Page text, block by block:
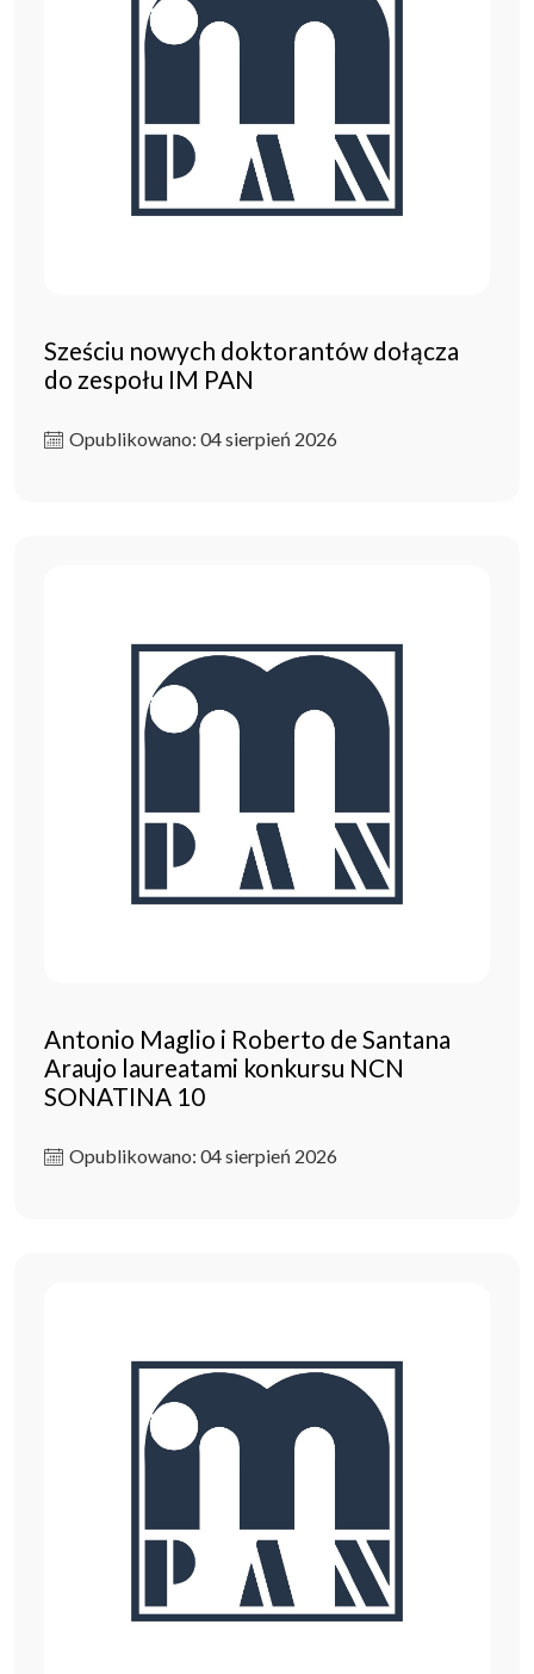
Sześciu nowych doktorantów dołącza
do zespołu IM PAN
Opublikowano: 04 sierpień 2026
Antonio Maglio i Roberto de Santana
Araujo laureatami konkursu NCN
SONATINA 10
Opublikowano: 04 sierpień 2026